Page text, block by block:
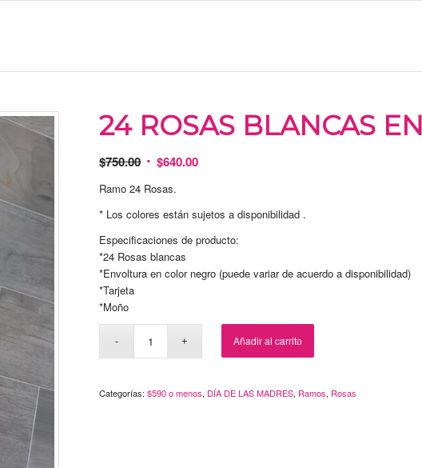
24 ROSAS BLANCAS
$750.00 $640.00
Ramo 24 Rosas.
* Los colores están sujetos a disponibilidad .
Especificaciones de producto:
*24 Rosas blancas
*Envoltura en color negro (puede variar de acuerdo a disponibilidad)
*Tarjeta
*Moño
Añadir al carrito
Categorías:$590 o menos, DÍA DE LAS MADRES, Ramos, Rosas